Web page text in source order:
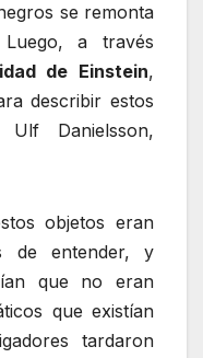
se remonta
a través
de Einstein,
describir estos
Danielsson,
objetos eran
de entender, y
que no eran
que existían
tardaron